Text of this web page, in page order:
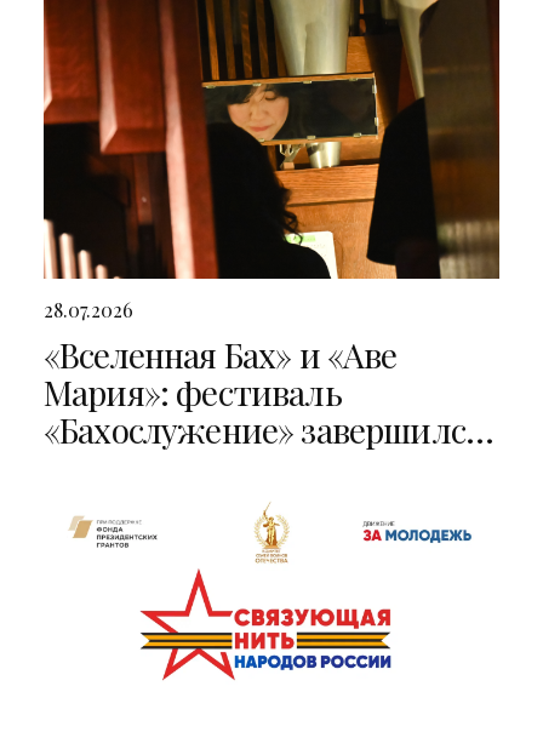
28.07.2026
«Вселенная Бах» и «Аве
Мария»: фестиваль
«Бахослужение» завершился